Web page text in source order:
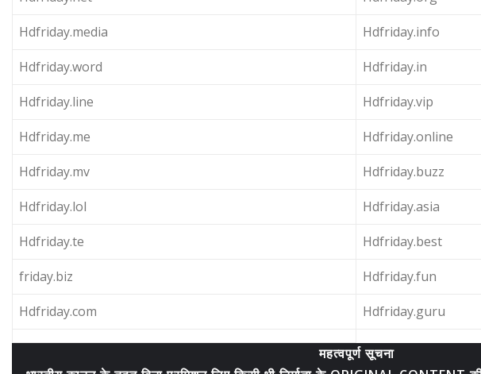
Hdfriday.media
Hdfriday.info
Hdfriday.word
Hdfriday.in
Hdfriday.line
Hdfriday.vip
Hdfriday.me
Hdfriday.online
Hdfriday.mv
Hdfriday.buzz
Hdfriday.lol
Hdfriday.asia
Hdfriday.te
Hdfriday.best
friday.biz
Hdfriday.fun
Hdfriday.com
Hdfriday.guru
महत्वपूर्ण सूचना